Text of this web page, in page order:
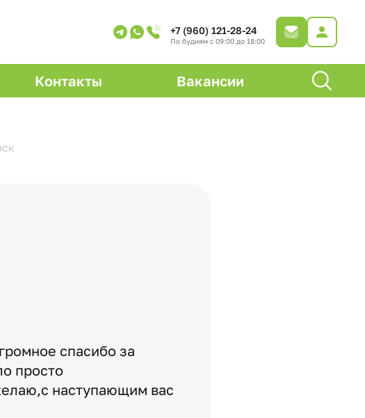
+7 (960) 121-28-24
По будням с 09:00 до 18:00
Контакты Вакансии
спасибо за
просто
наступающим вас